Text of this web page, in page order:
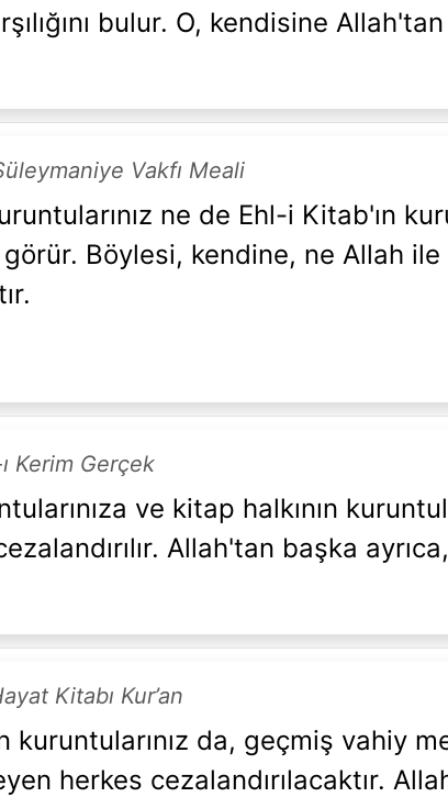
bulur. O, kendisine
Vakfı Meali
ne de Ehl-i Kitab'ın
görür. Böylesi, kendine, ne Allah
Kerim Gerçek
ve kitap halkının
Allah'tan başka
Kitabı Kur’an
kuruntularınız da, geçmiş vahiy
herkes cezalandırılacaktır.